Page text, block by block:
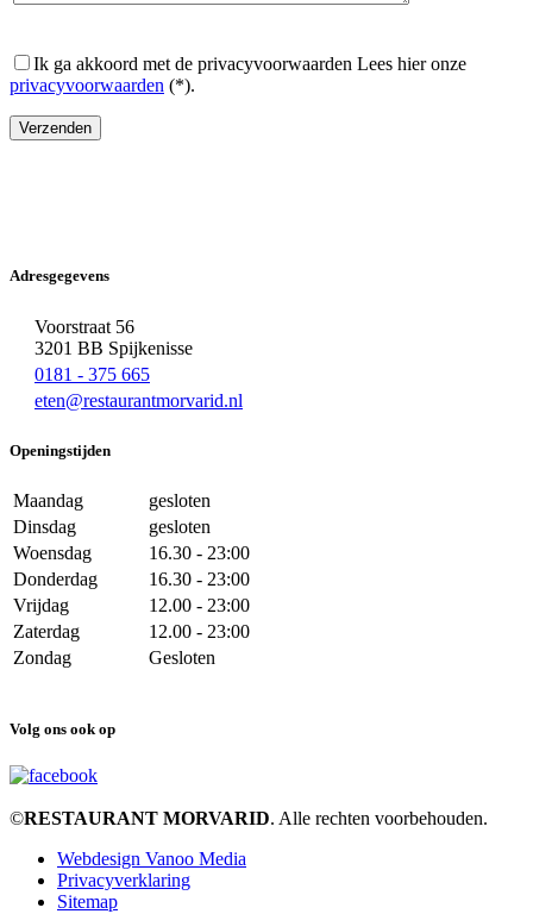
Ik ga akkoord met de privacyvoorwaarden Lees hier onze
privacyvoorwaarden (*).
Adresgegevens
Voorstraat 56
3201 BB Spijkenisse
0181 - 375 665
eten@restaurantmorvarid.nl
Openingstijden
Maandag
gesloten
Dinsdag
gesloten
Woensdag
16.30 - 23:00
Donderdag
16.30 - 23:00
Vrijdag
12.00 - 23:00
Zaterdag
12.00 - 23:00
Zondag
Gesloten
Volg ons ook op
©RESTAURANT MORVARID. Alle rechten voorbehouden.
Webdesign Vanoo Media
Privacyverklaring
Sitemap